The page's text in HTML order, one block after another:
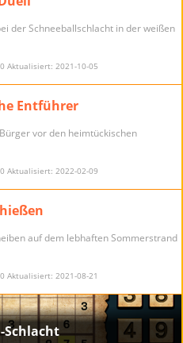
der Schneeballschlacht in der weißen
Aktualisiert: 2021-10-05
Entführer
vor den heimtückischen
Aktualisiert: 2022-02-09
auf dem lebhaften Sommerstrand
Aktualisiert: 2021-08-21